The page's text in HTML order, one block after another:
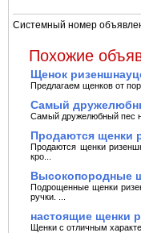
Системный номер
Похожие
Щенок
Предлагаем щенков от
Самый
Самый дружелюбный пес
Продаются щенки
Продаются щенки
кро...
Высокопородные
Подрощенные щенки
ручки. ...
настоящие щенки
Щенки с отличным